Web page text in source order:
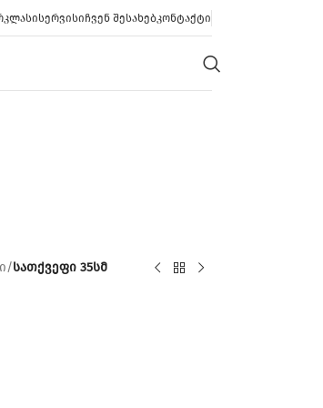
ᲡᲔᲠᲕᲘᲡᲘᲩᲕᲔᲜ ᲨᲔᲡᲐᲮᲔᲑᲙᲝᲜᲢᲐᲥᲢᲘ
/სათქვეფი 35სმ